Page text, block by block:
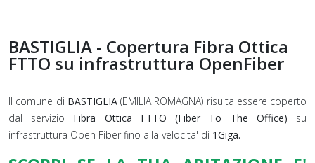
BASTIGLIA - Copertura Fibra Ottica
FTTO su infrastruttura OpenFiber
Il comune di BASTIGLIA(EMILIA ROMAGNA) risulta essere coperto
dal servizio Fibra Ottica FTTO (Fiber To The Office) su
infrastruttura Open Fiber fino alla velocita' di 1Giga.